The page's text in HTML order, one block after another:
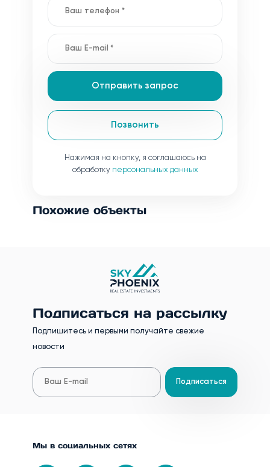
Отправить запрос
Позвонить
Нажимая на кнопку, я соглашаюсь на
обработку персональных данных
Похожие объекты
Подписаться на рассылку
Подпишитесь и первыми получайте свежие
новости
Подписаться
Мы в социальных сетях